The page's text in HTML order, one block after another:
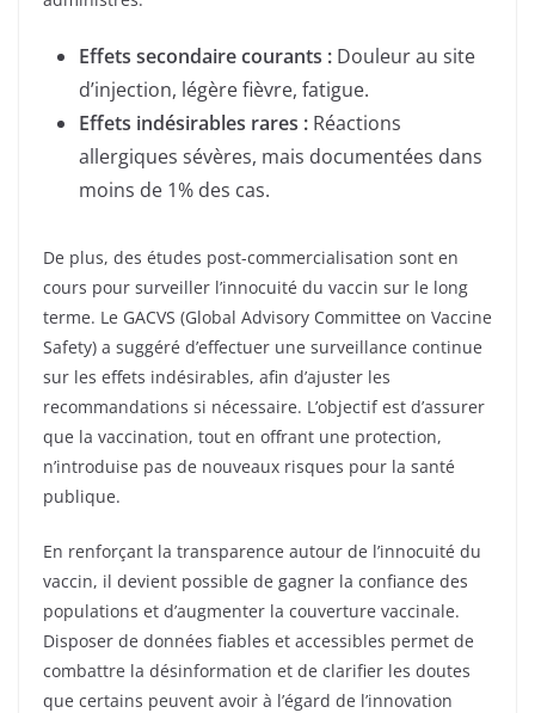
Effets secondaire courants : Douleur au site
d’injection, légère fièvre, fatigue.
Effets indésirables rares : Réactions
allergiques sévères, mais documentées dans
moins de 1% des cas.
De plus, des études post-commercialisation sont en
cours pour surveiller l’innocuité du vaccin sur le long
terme. Le GACVS (Global Advisory Committee on Vaccine
Safety) a suggéré d’effectuer une surveillance continue
sur les effets indésirables, afin d’ajuster les
recommandations si nécessaire. L’objectif est d’assurer
que la vaccination, tout en offrant une protection,
n’introduise pas de nouveaux risques pour la santé
publique.
En renforçant la transparence autour de l’innocuité du
vaccin, il devient possible de gagner la confiance des
populations et d’augmenter la couverture vaccinale.
Disposer de données fiables et accessibles permet de
combattre la désinformation et de clarifier les doutes
que certains peuvent avoir à l’égard de l’innovation